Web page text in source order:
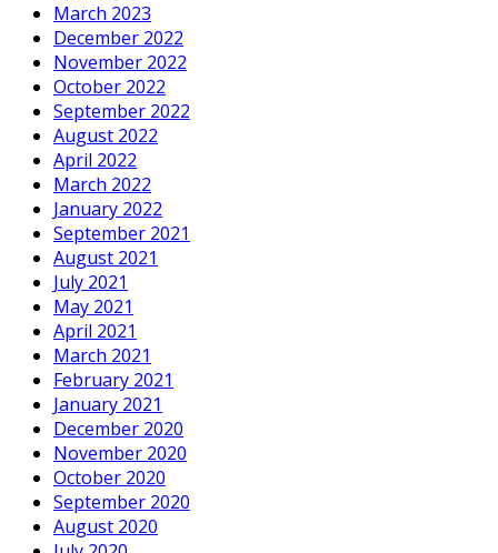
March 2023
December 2022
November 2022
October 2022
September 2022
August 2022
April 2022
March 2022
January 2022
September 2021
August 2021
July 2021
May 2021
April 2021
March 2021
February 2021
January 2021
December 2020
November 2020
October 2020
September 2020
August 2020